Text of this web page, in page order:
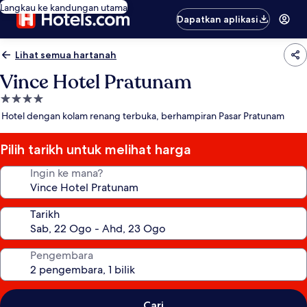
Langkau ke kandungan utama
Dapatkan aplikasi
Lihat semua hartanah
Vince Hotel Pratunam
Hartanah
4.0
Hotel dengan kolam renang terbuka, berhampiran Pasar Pratunam
Pilih tarikh untuk melihat harga
Ingin ke mana?
Tarikh
Pengembara